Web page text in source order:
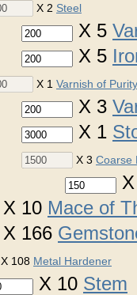
X 2 Steel
X 5
X 5
X 1 Varnish of Purity
X 3
X 1
X 3 Coarse
X 10 Mace of
X 166
X 108 Metal Hardener
X 10 Stem